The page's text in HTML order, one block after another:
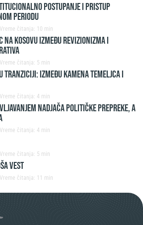
postupanje i pristup
periodu
Vreme čitanja: 10 min
na Kosovu između revizionizma i
Vreme čitanja: 5 min
TRANZICIJI: IZMEĐU KAMENA TEMELJCA I
Vreme čitanja: 4 min
NADJAČA POLITIČKE PREPREKE, A
Vreme čitanja: 4 min
Vreme čitanja: 5 min
VEST
Vreme čitanja: 11 min